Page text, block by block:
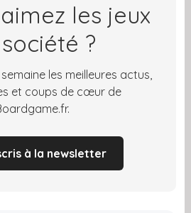
les jeux
?
les meilleures actus,
et coups de cœur de
à la newsletter